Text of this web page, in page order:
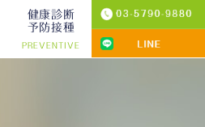
健康診断
予防接種
PREVENTIVE